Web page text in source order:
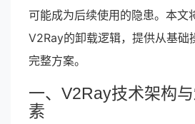
可能成为后续使用的隐患。本文
V2Ray的卸载逻辑，提供从基础
完整方案。
一、V2Ray技术架构
素